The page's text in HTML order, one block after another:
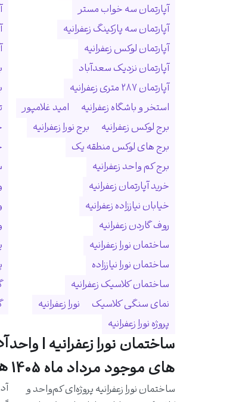
آپارتمان سه خواب مستر
آپارتمان سه پارکینگ زعفرانیه
آپارتمان لوکس زعفرانیه
آپارتمان نزدیک سعدآباد
آپارتمان ۲۸۷ متری زعفرانیه
استخر و باشگاه زعفرانیه
امید غلامپور
برج لوکس زعفرانیه
برج نورا زعفرانیه
برج های لوکس منطقه یک
برج کم واحد زعفرانیه
خرید آپارتمان زعفرانیه
خیابان نیاززاده زعفرانیه
روف گاردن زعفرانیه
ساختمان نورا زعفرانیه
ساختمان نورا نیاززاده
ساختمان کلاسیک زعفرانیه
نمای سنگی کلاسیک
نورا زعفرانیه
پروژه نورا زعفرانیه
ساختمان نورا زعفرانیه | واحد
های موجود مرداد ماه 1405
ساختمان نورا زعفرانیه پروژه‌ای کم‌واحد و